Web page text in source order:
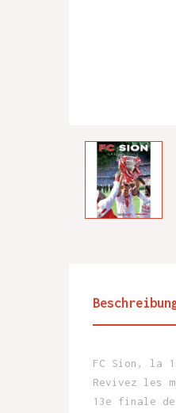
FC Sion, la
Revivez les
13e finale de